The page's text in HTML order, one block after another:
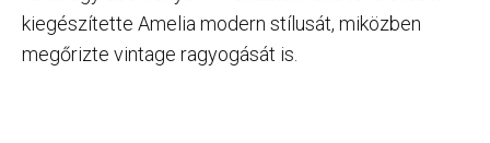
kiegészítette Amelia modern stílusát, miközben
megőrizte vintage ragyogását is.